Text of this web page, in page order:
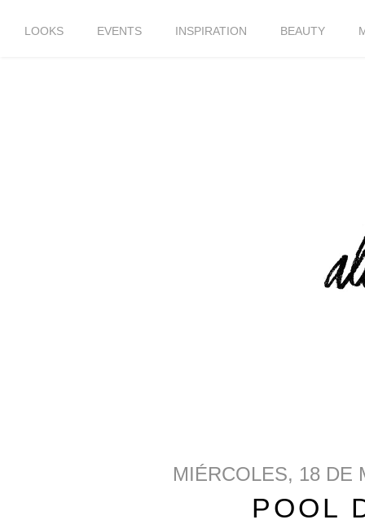
LOOKS EVENTS INSPIRATION BEAUTY
MIÉRCOLES, 18 DE
POOL